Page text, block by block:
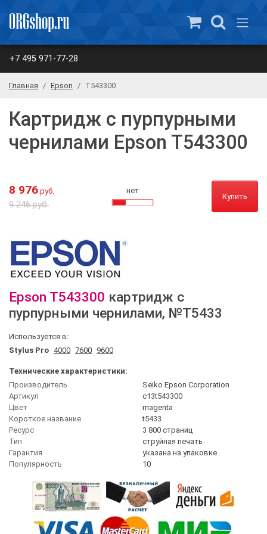
+7 495 971-77-28
Главная Epson T543300
Картридж с пурпурными
чернилами Epson T543300
8 976 руб.
9 246 руб.
нет
Купить
Epson T543300 картридж с
пурпурными чернилами, №T5433
Используется в:
Stylus Pro 4000 7600 9600
Технические характеристики:
Производитель
Seiko Epson Corporation
Артикул
c13t543300
Цвет
magenta
Короткое название
t5433
Ресурс
3 800 страниц
Тип
струйная печать
Гарантия
указана на упаковке
Популярность
10